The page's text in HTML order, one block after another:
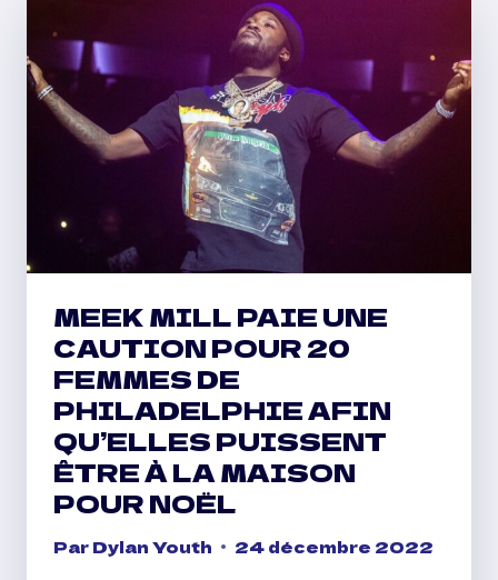
AVEC
KID
CUDI
« SNEAKY
PUNK
BITCH »
MEEK MILL PAIE UNE
CAUTION POUR 20
FEMMES DE
PHILADELPHIE AFIN
QU’ELLES PUISSENT
ÊTRE À LA MAISON
POUR NOËL
ParDylan Youth 24 décembre 2022